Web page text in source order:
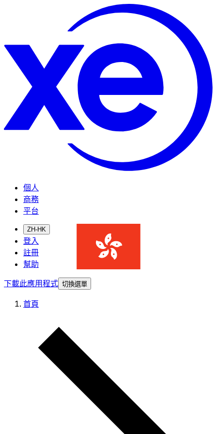
個人
商務
平台
ZH-HK
登入
註冊
幫助
下載此應用程式 切換選單
首頁